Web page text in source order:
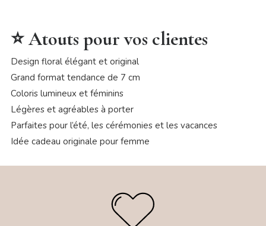
⭐ Atouts pour vos clientes
Design floral élégant et original
Grand format tendance de 7 cm
Coloris lumineux et féminins
Légères et agréables à porter
Parfaites pour l’été, les cérémonies et les vacances
Idée cadeau originale pour femme